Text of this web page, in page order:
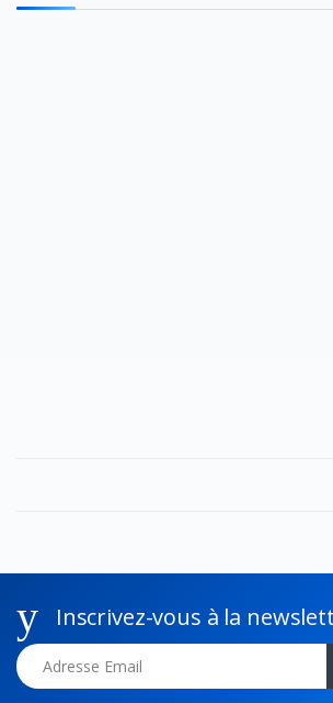
Inscrivez-vous à la
Adresse Email